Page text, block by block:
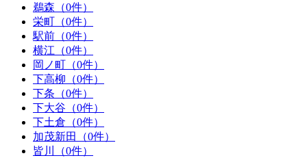
鵜森（0件）
栄町（0件）
駅前（0件）
横江（0件）
岡ノ町（0件）
下高柳（0件）
下条（0件）
下大谷（0件）
下土倉（0件）
加茂新田（0件）
皆川（0件）